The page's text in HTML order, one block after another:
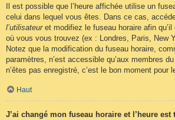
Il est possible que l’heure affichée utilise un
celui dans lequel vous êtes. Dans ce cas,
l’utilisateuret modifiez le fuseau horaire afin qu’il
où vous vous trouvez (ex : Londres, Paris, New
Notez que la modification du fuseau horaire,
paramètres, n’est accessible qu’aux membres
n’êtes pas enregistré, c’est le bon moment pour
Haut
J’ai changé mon fuseau horaire et l’heure